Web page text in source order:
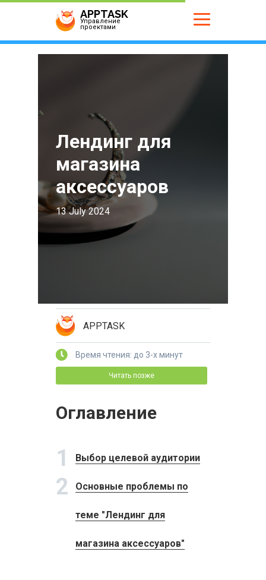
APPTASK
Управление
проектами
Лендинг для
магазина
аксессуаров
13 July 2024
APPTASK
Время чтения: до 3-х минут
Читать позже
Оглавление
1 Выбор целевой аудитории
2 Основные проблемы по
теме "Лендинг для
магазина аксессуаров"